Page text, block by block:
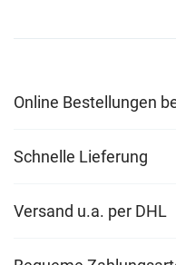
Online Bestellungen
Schnelle Lieferung
Versand u.a. per DHL